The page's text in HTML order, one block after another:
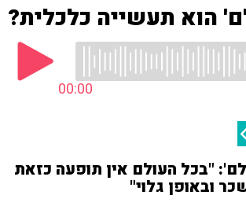
הוא תעשייה כלכלית?
00:00
"בכל העולם אין תופעה כזאת
ובאופן גלוי"